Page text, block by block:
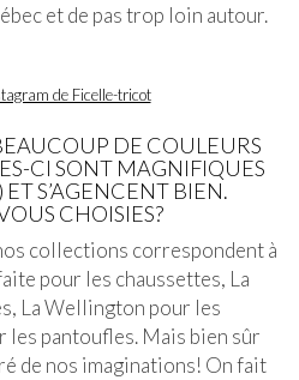
et de pas trop loin autour.
DE COULEURS
CI SONT MAGNIFIQUES
S’AGENCENT BIEN.
CHOISIES?
collections correspondent à
pour les chaussettes, La
La Wellington pour les
les pantoufles. Mais bien sûr
de nos imaginations! On fait